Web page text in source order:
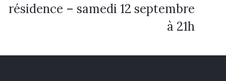
résidence – samedi 12 septembre
à 21h